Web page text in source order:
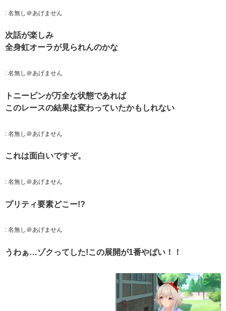
: 名無し＠あげません
次話が楽しみ
全身虹オーラが見られんのかな
: 名無し＠あげません
トニービンが万全な状態であれば
このレースの結果は変わっていたかもしれない
: 名無し＠あげません
これは面白いですぞ。
: 名無し＠あげません
プリティ要素どこー!?
: 名無し＠あげません
うわぁ…ゾクってした!この展開が1番やばい！！